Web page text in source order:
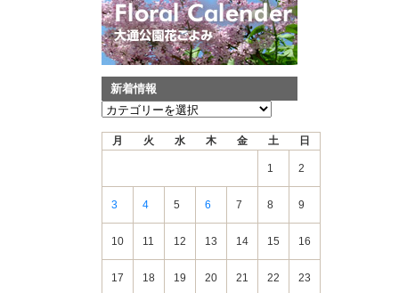
新着情報
新
月 火 水 木 金 土 日
1 2
3 4 5 6 7 8 9
10 11 12 13 14 15 16
17 18 19 20 21 22 23